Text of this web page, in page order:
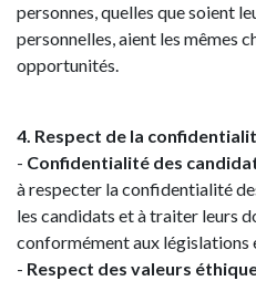
personnes, quelles que soient
personnelles, aient les mêmes
opportunités.
4. Respect de la
- Confidentialité des
à respecter la confidentialité
les candidats et à traiter leurs
conformément aux législations
- Respect des valeurs